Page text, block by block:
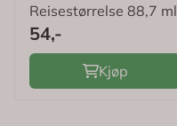
Reisestørrelse 88,7 ml
54,-
Kjøp